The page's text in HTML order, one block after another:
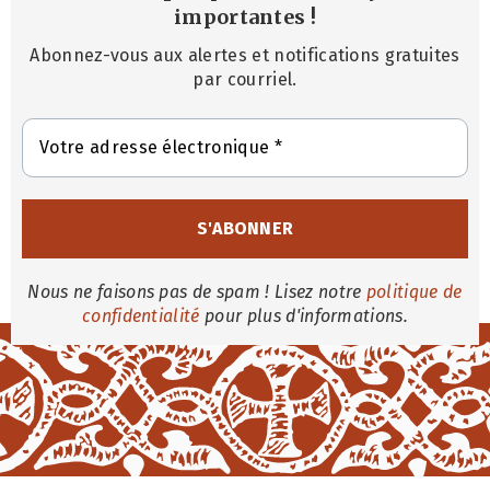
importantes !
Abonnez-vous aux alertes et notifications gratuites
par courriel.
Nous ne faisons pas de spam ! Lisez notre politique de
confidentialité pour plus d'informations.